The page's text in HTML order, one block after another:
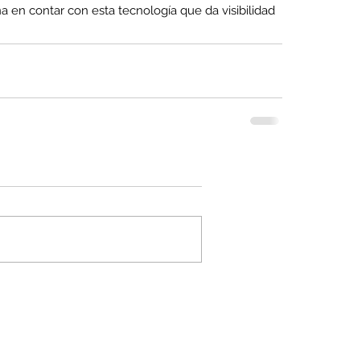
Condolencias Carlos
Humberto Vega Rivera
en contar con esta tecnología que da visibilidad